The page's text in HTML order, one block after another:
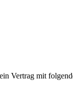
Vertrag mit